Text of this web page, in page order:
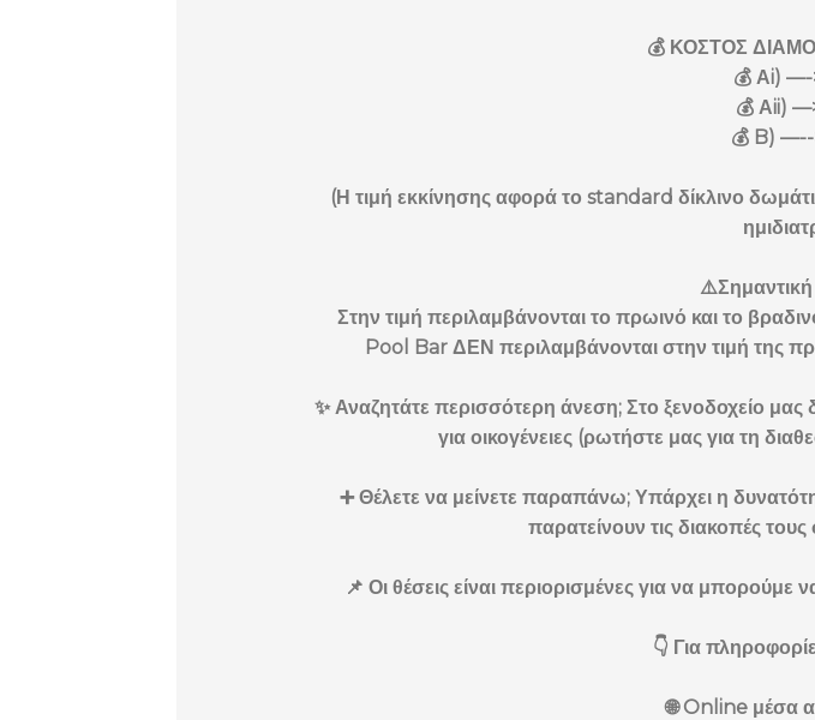
💰 ΚΟΣΤΟΣ
💰 Αi)
💰 Αii)
💰 B)
(Η τιμή εκκίνησης αφορά το standard δίκλινο
Στην τιμή περιλαμβάνονται το πρωινό και το
Pool Bar ΔΕΝ περιλαμβάνονται στην τιμή της
✨ Αναζητάτε περισσότερη άνεση; Στο ξενοδοχείο μας
για οικογένειες (ρωτήστε μας για τη
➕ Θέλετε να μείνετε παραπάνω; Υπάρχει η
παρατείνουν τις διακοπές
📌 Οι θέσεις είναι περιορισμένες για να
👇 Για
🌐 Online μέσα